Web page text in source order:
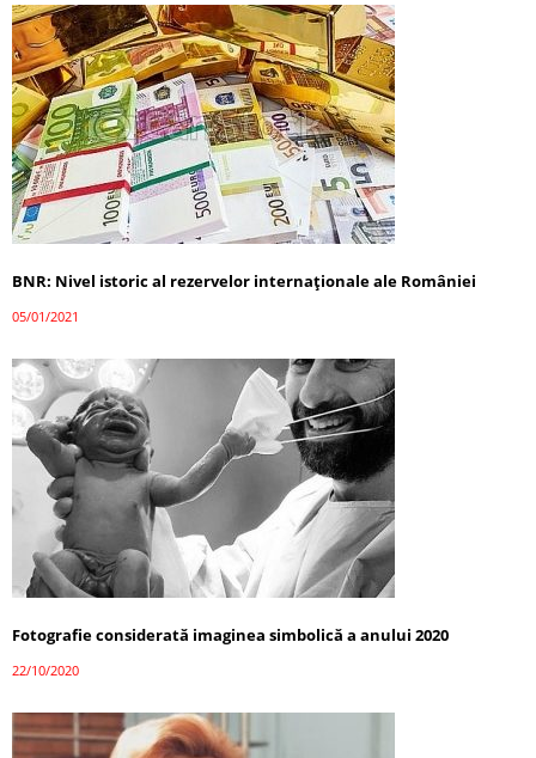
BNR: Nivel istoric al rezervelor internaţionale ale României
05/01/2021
Fotografie considerată imaginea simbolică a anului 2020
22/10/2020